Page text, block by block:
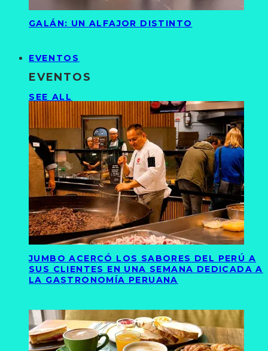
GALÁN: UN ALFAJOR DISTINTO
EVENTOS
EVENTOS
SEE ALL
JUMBO ACERCÓ LOS SABORES DEL PERÚ A
SUS CLIENTES EN UNA SEMANA DEDICADA A
LA GASTRONOMÍA PERUANA